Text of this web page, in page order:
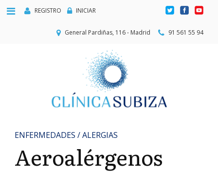
REGISTRO INICIAR
General Pardiñas, 116 - Madrid 91 561 55 94
ENFERMEDADES / ALERGIAS
Aeroalérgenos